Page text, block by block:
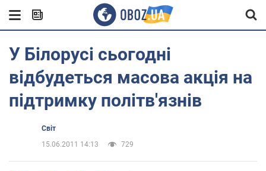
У Білорусі сьогодні
відбудеться масова акція на
підтримку політв'язнів
Світ
15.06.2011 14:13
729